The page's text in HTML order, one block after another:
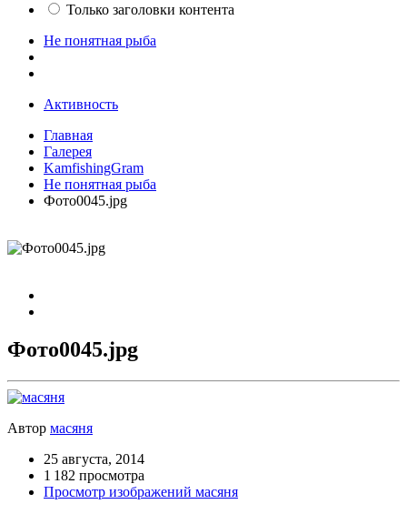
Только заголовки контента
Не понятная рыба
Активность
Главная
Галерея
KamfishingGram
Не понятная рыба
Фото0045.jpg
Фото0045.jpg
Автор масяня
25 августа, 2014
1 182 просмотра
Просмотр изображений масяня